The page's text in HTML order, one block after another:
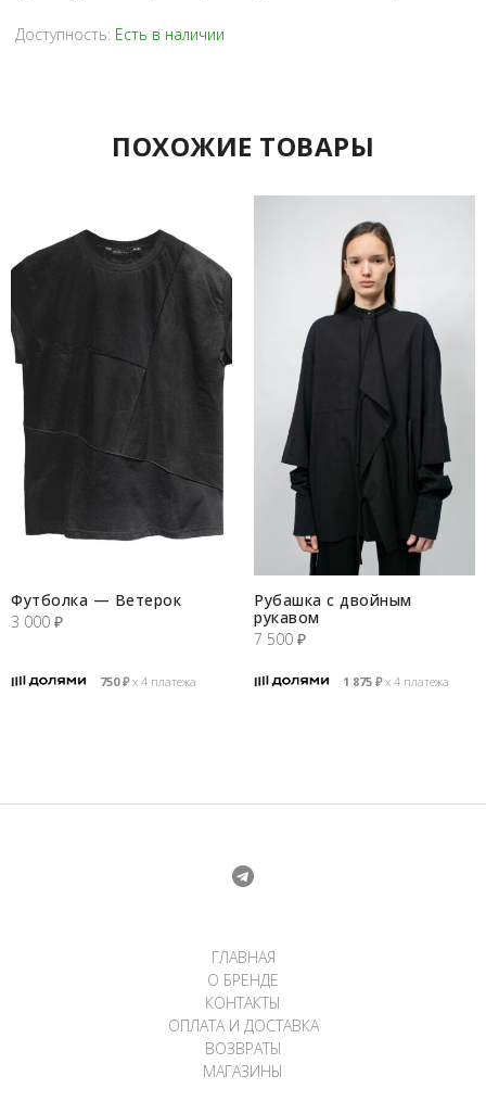
Доступность: Есть в наличии
ПОХОЖИЕ ТОВАРЫ
Футболка — Ветерок
3 000 ₽
750₽х 4 платежа
Рубашка с двойным
рукавом
7 500 ₽
1 875 ₽х 4 платежа
ГЛАВНАЯ
О БРЕНДЕ
КОНТАКТЫ
ОПЛАТА И ДОСТАВКА
ВОЗВРАТЫ
МАГАЗИНЫ